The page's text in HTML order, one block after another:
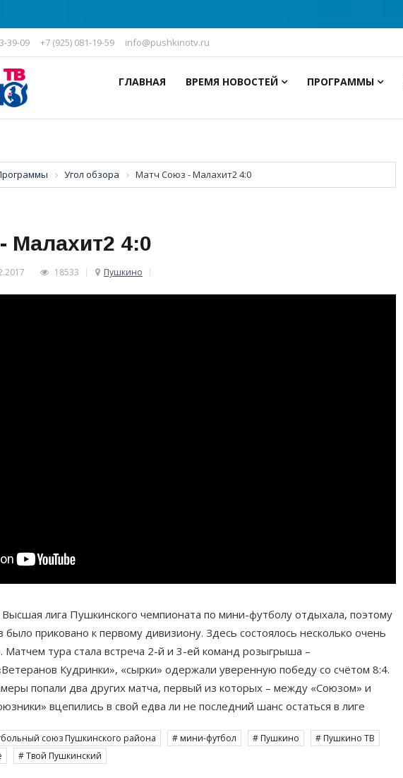
39-09 +7 (925) 081-19-59 info@pushkinotv.ru
ГЛАВНАЯ ВРЕМЯ НОВОСТЕЙ ПРОГРАММЫ
Угол обзора Матч Союз - Малахит2 4:0
Малахит2 4:0
18533 Пушкино
лига Пушкинского чемпионата по мини-футболу отдыхала, поэтому
приковано к первому дивизиону. Здесь состоялось несколько очень
Матчем тура стала встреча 2-й и 3-ей команд розыгрыша –
Кудринки», «сырки» одержали уверенную победу со счётом 8:4.
попали два других матча, первый из которых – между «Союзом» и
вцепились в свой едва ли не последний шанс остаться в лиге
союз Пушкинского района # мини-футбол # Пушкино
# Пушкино ТВ
# Твой Пушкинский